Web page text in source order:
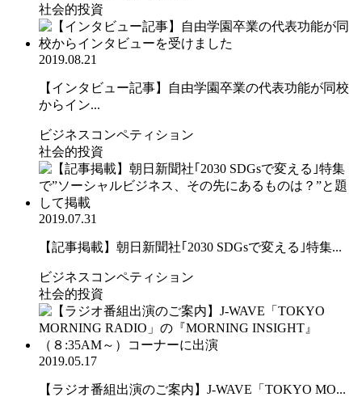
社会的投資
2019.08.21
【インタビュー記事】自由学園卒業の代表功能が同校
からイン...
ビジネスコンペティション
社会的投資
2019.07.31
【記事掲載】朝日新聞社｢2030 SDGsで変える｣特集...
ビジネスコンペティション
社会的投資
2019.05.17
【ラジオ番組出演のご案内】J-WAVE「TOKYO MO...